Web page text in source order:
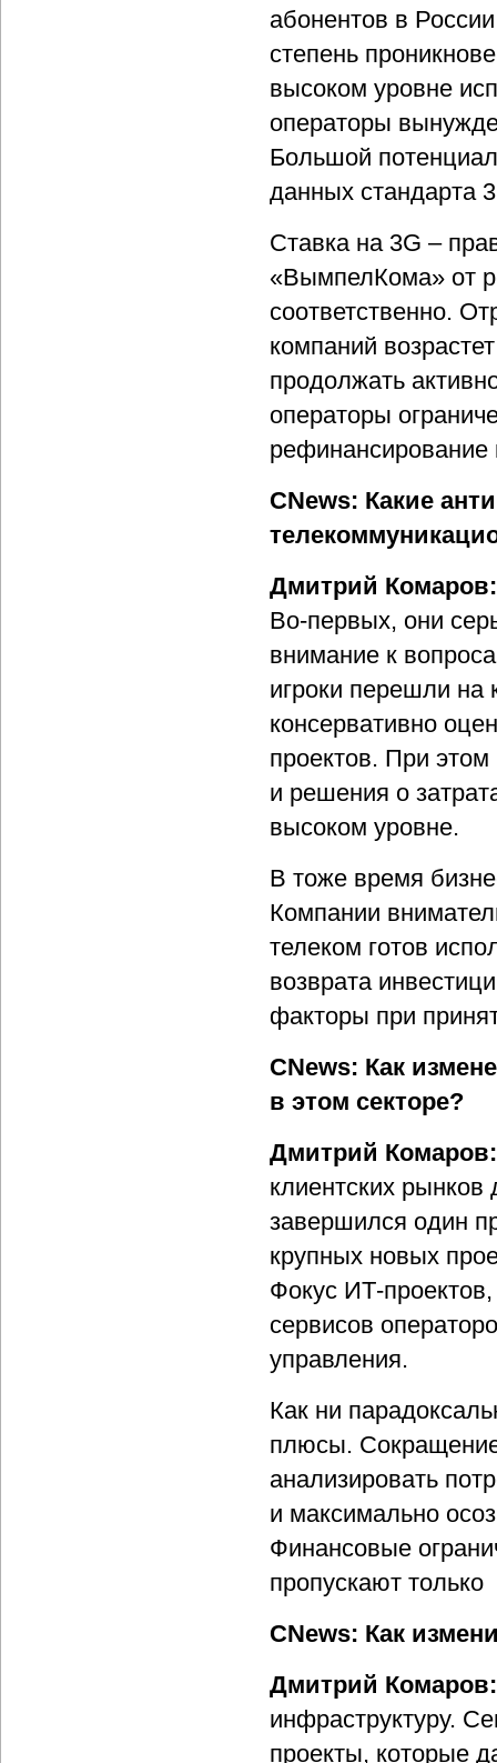
абонентов в
степень
высоком уровне
операторы
Большой
данных стандарта
Ставка на 3G –
«ВымпелКома» от
соответственно.
компаний
продолжать
операторы
рефинансирование
CNews: Какие
Дмитрий
Во-первых, они
внимание к
игроки перешли на
консервативно
проектов. При
и решения о
высоком уровне.
В тоже время
Компании
телеком готов
возврата
факторы при
CNews: Как
в этом секторе?
Дмитрий
клиентских
завершился один
крупных новых
Фокус ИТ-
сервисов
управления.
Как ни
плюсы.
анализировать
и максимально
Финансовые
пропускают
CNews: Как
Дмитрий
инфраструктуру.
проекты, которые